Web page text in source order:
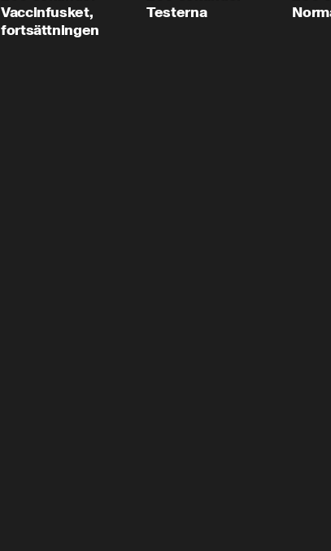
Vaccinfusket,
fortsättningen
Testerna